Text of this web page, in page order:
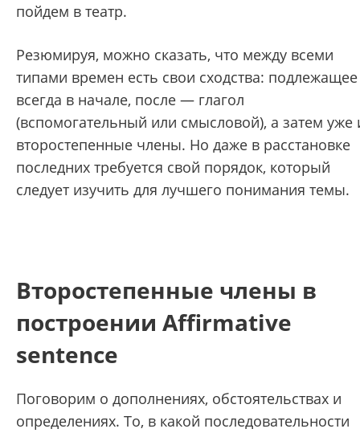
пойдем в театр.
Резюмируя, можно сказать, что между всеми
типами времен есть свои сходства: подлежащее
всегда в начале, после — глагол
(вспомогательный или смысловой), а затем уже
второстепенные члены. Но даже в расстановке
последних требуется свой порядок, который
следует изучить для лучшего понимания темы.
Второстепенные члены в
построении Affirmative
sentence
Поговорим о дополнениях, обстоятельствах и
определениях. То, в какой последовательности